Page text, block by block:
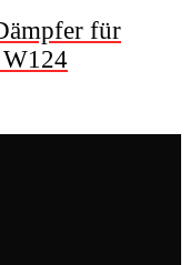
für